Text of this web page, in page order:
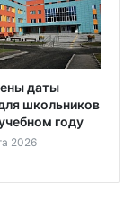
даты
школьников
году
2026